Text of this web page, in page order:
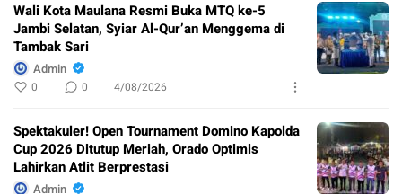
Wali Kota Maulana Resmi Buka MTQ ke-5
Jambi Selatan, Syiar Al-Qur’an Menggema di
Tambak Sari
Admin
0 0 4/08/2026
Spektakuler! Open Tournament Domino Kapolda
Cup 2026 Ditutup Meriah, Orado Optimis
Lahirkan Atlit Berprestasi
Admin